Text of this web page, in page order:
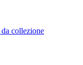
da collezione